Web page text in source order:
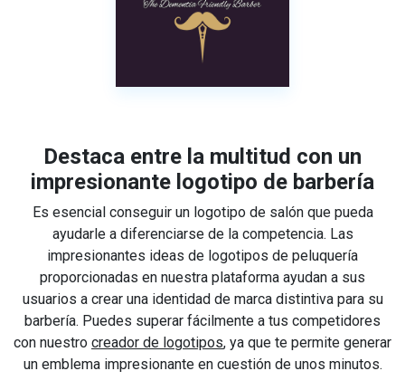
Destaca entre la multitud con un
impresionante logotipo de barbería
Es esencial conseguir un logotipo de salón que pueda
ayudarle a diferenciarse de la competencia. Las
impresionantes ideas de logotipos de peluquería
proporcionadas en nuestra plataforma ayudan a sus
usuarios a crear una identidad de marca distintiva para su
barbería. Puedes superar fácilmente a tus competidores
con nuestro creador de logotipos, ya que te permite generar
un emblema impresionante en cuestión de unos minutos.